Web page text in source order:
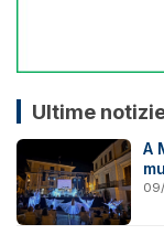
Ultime
A